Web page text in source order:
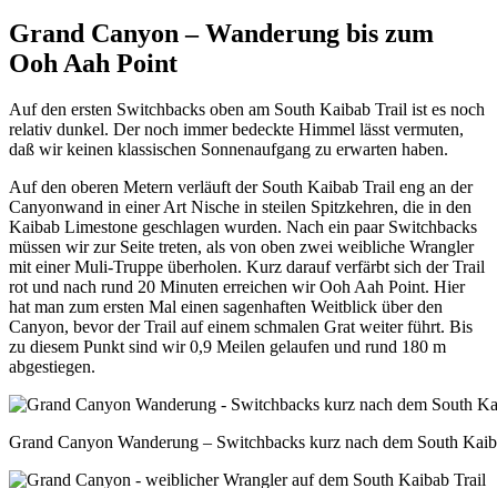
Grand Canyon – Wanderung bis zum
Ooh Aah Point
Auf den ersten Switchbacks oben am South Kaibab Trail ist es noch
relativ dunkel. Der noch immer bedeckte Himmel lässt vermuten,
daß wir keinen klassischen Sonnenaufgang zu erwarten haben.
Auf den oberen Metern verläuft der South Kaibab Trail eng an der
Canyonwand in einer Art Nische in steilen Spitzkehren, die in den
Kaibab Limestone geschlagen wurden. Nach ein paar Switchbacks
müssen wir zur Seite treten, als von oben zwei weibliche Wrangler
mit einer Muli-Truppe überholen. Kurz darauf verfärbt sich der Trail
rot und nach rund 20 Minuten erreichen wir Ooh Aah Point. Hier
hat man zum ersten Mal einen sagenhaften Weitblick über den
Canyon, bevor der Trail auf einem schmalen Grat weiter führt. Bis
zu diesem Punkt sind wir 0,9 Meilen gelaufen und rund 180 m
abgestiegen.
Grand Canyon Wanderung – Switchbacks kurz nach dem South